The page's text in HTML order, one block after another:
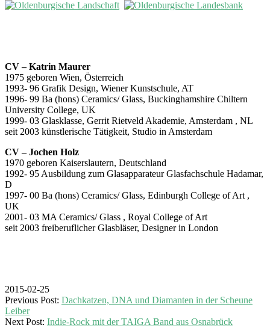
CV – Katrin Maurer
1975 geboren Wien, Österreich
1993- 96 Grafik Design, Wiener Kunstschule, AT
1996- 99 Ba (hons) Ceramics/ Glass, Buckinghamshire Chiltern
University College, UK
1999- 03 Glasklasse, Gerrit Rietveld Akademie, Amsterdam , NL
seit 2003 künstlerische Tätigkeit, Studio in Amsterdam
CV – Jochen Holz
1970 geboren Kaiserslautern, Deutschland
1992- 95 Ausbildung zum Glasapparateur Glasfachschule Hadamar,
D
1997- 00 Ba (hons) Ceramics/ Glass, Edinburgh College of Art ,
UK
2001- 03 MA Ceramics/ Glass , Royal College of Art
seit 2003 freiberuflicher Glasbläser, Designer in London
2015-02-25
Previous Post: Dachkatzen, DNA und Diamanten in der Scheune
Leiber
Next Post: Indie-Rock mit der TAIGA Band aus Osnabrück